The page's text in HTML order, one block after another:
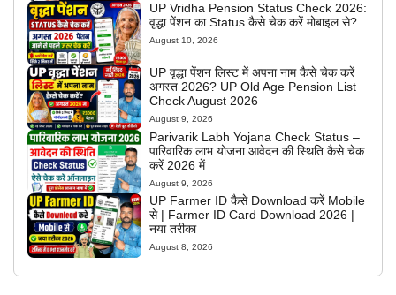
UP Vridha Pension Status Check 2026:
वृद्धा पेंशन का Status कैसे चेक करें मोबाइल से?
August 10, 2026
UP वृद्धा पेंशन लिस्ट में अपना नाम कैसे चेक करें
अगस्त 2026? UP Old Age Pension List
Check August 2026
August 9, 2026
Parivarik Labh Yojana Check Status –
पारिवारिक लाभ योजना आवेदन की स्थिति कैसे चेक
करें 2026 में
August 9, 2026
UP Farmer ID कैसे Download करें Mobile
से | Farmer ID Card Download 2026 |
नया तरीका
August 8, 2026